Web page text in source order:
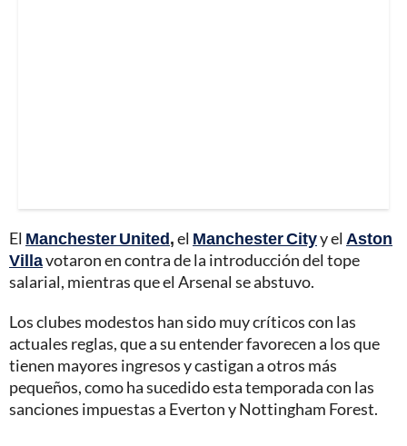
El Manchester United,el Manchester Cityy el Aston
Villavotaron en contra de la introducción del tope
salarial, mientras que el Arsenal se abstuvo.
Los clubes modestos han sido muy críticos con las
actuales reglas, que a su entender favorecen a los que
tienen mayores ingresos y castigan a otros más
pequeños, como ha sucedido esta temporada con las
sanciones impuestas a Everton y Nottingham Forest.